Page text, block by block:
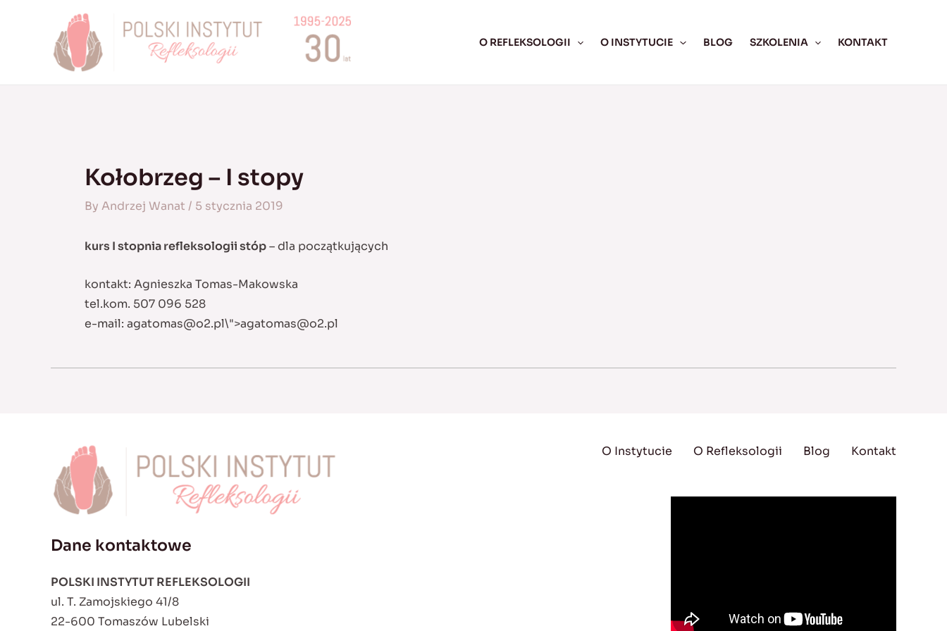
O REFLEKSOLOGII O INSTYTUCIE BLOG SZKOLENIA KONTAKT
Kołobrzeg – I stopy
By Andrzej Wanat / 5 stycznia 2019
kurs I stopnia refleksologii stóp– dla początkujących
kontakt: Agnieszka Tomas-Makowska
tel.kom. 507 096 528
e-mail: agatomas@o2.pl\">agatomas@o2.pl
Dane kontaktowe
POLSKI INSTYTUT REFLEKSOLOGII
ul. T. Zamojskiego 41/8
22-600 Tomaszów Lubelski
O Instytucie O Refleksologii Blog Kontakt